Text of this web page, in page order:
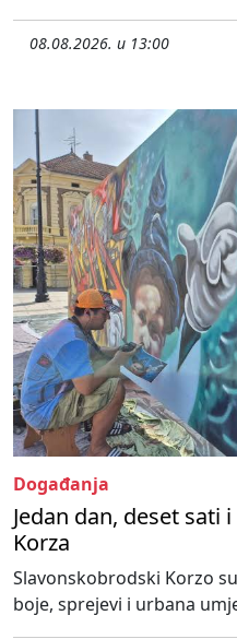
08.08.2026. u 13:00
Događanja
Jedan dan, deset sati
Korza
Slavonskobrodski Korzo
boje, sprejevi i urbana